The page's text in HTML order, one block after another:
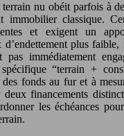
nu obéit parfois à
immobilier classique.
et exigent un
plus faible,
pas immédiatement
“terrain +
fonds au fur et à
financements
les échéances